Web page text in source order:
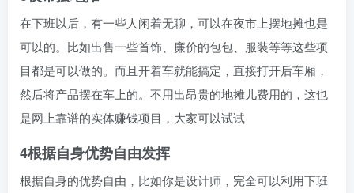
在下班以后，有一些人闲着无聊，可以在夜市上摆地摊也是
可以的。比如出售一些首饰、廉价的包包、服装等等这些项
目都是可以做的。而且开着车就能搞定，直接打开后车厢，
然后将产品摆在车上的。不用出昂贵的地摊儿费用的，这也
是网上靠谱的实体赚钱项目，大家可以试试
4根据自身优势自由发挥
根据自身的优势自由，比如你是设计师，完全可以利用下班